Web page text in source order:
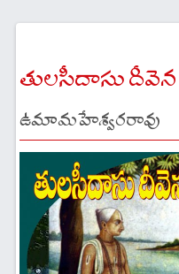
తులసీదాసు
ఉమామహేశ్వరరావు